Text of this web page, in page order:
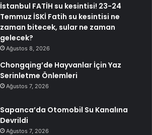
İstanbul FATİH su kesintisi! 23-24
Temmuz İSKİ Fatih su kesintisi ne
zaman bitecek, sular ne zaman
gelecek?
Ağustos 8, 2026
Chongqing’de Hayvanlar İçin Yaz
Serinletme Önlemleri
Ağustos 7, 2026
Sapanca’da Otomobil Su Kanalına
Devrildi
Ağustos 7, 2026